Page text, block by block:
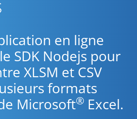
en ligne
SDK Nodejs pour
XLSM et CSV
formats
Microsoft® Excel.